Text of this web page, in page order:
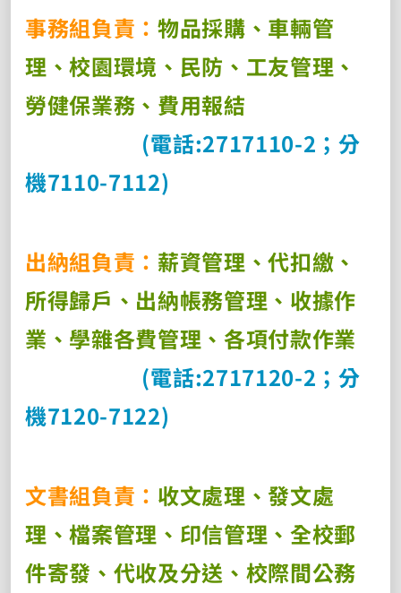
事務組負責：物品採購、車輛管
理、校園環境、民防、工友管理、
勞健保業務、費用報結
(電話:2717110-2 ；分
機7110-7112)
出納組負責： 薪資管理、代扣繳、
所得歸戶、出納帳務管理、收據作
業、學雜各費管理、各項付款作業
(電話:2717120-2 ；分
機7120-7122)
文書組負責： 收文處理、發文處
理、檔案管理、印信管理、全校郵
件寄發、代收及分送、校際間公務